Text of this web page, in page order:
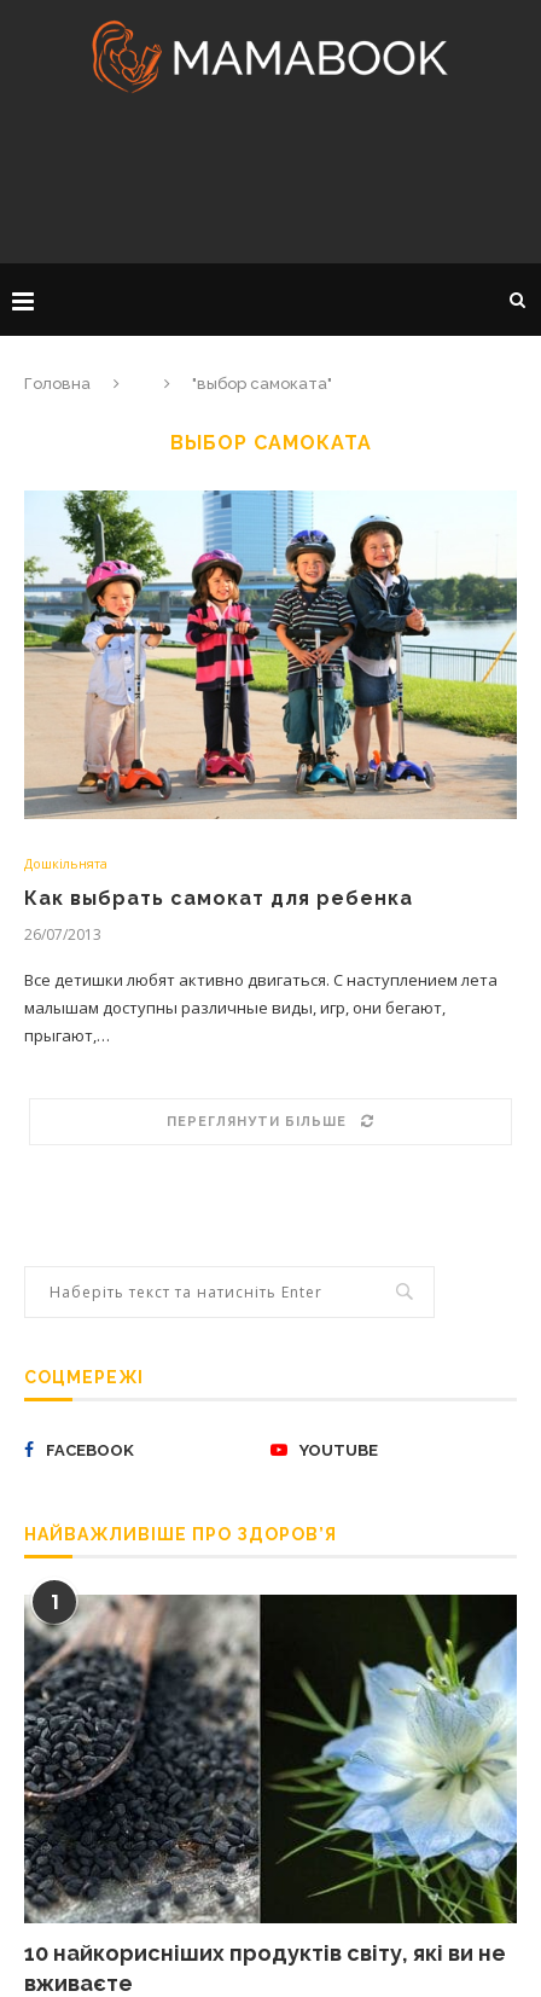
Головна "выбор самоката"
ВЫБОР САМОКАТА
Дошкільнята
Как выбрать самокат для ребенка
26/07/2013
Все детишки любят активно двигаться. С наступлением лета
малышам доступны различные виды, игр, они бегают,
прыгают,…
ПЕРЕГЛЯНУТИ БІЛЬШЕ
СОЦМЕРЕЖІ
FACEBOOK YOUTUBE
НАЙВАЖЛИВІШЕ ПРО ЗДОРОВ’Я
1
10 найкорисніших продуктів світу, які ви не
вживаєте